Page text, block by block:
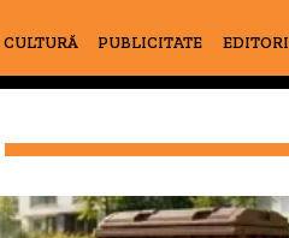
CULTURĂ PUBLICITATE